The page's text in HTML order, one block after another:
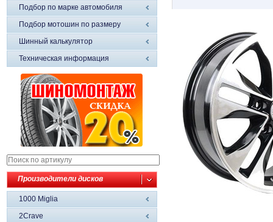
Подбор по марке автомобиля
Подбор мотошин по размеру
Шинный калькулятор
Техническая информация
Производители дисков
1000 Miglia
2Crave